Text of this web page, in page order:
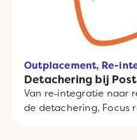
Outplacement, Re-
Detachering bij
Van re‑integratie naar
de detachering, Focus